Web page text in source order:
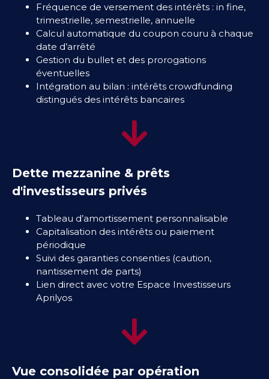
Fréquence de versement des intérêts : in fine,
trimestrielle, semestrielle, annuelle
Calcul automatique du coupon couru à chaque
date d’arrêté
Gestion du bullet et des prorogations
éventuelles
Intégration au bilan : intérêts crowdfunding
distingués des intérêts bancaires
Dette mezzanine & prêts
d'investisseurs privés
Tableau d’amortissement personnalisable
Capitalisation des intérêts ou paiement
périodique
Suivi des garanties consenties (caution,
nantissement de parts)
Lien direct avec votre Espace Investisseurs
Aprilyos
Vue consolidée par opération